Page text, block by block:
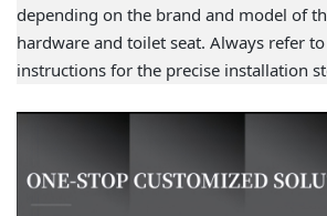
depending on the brand and model of
hardware and toilet seat. Always refer
instructions for the precise installation